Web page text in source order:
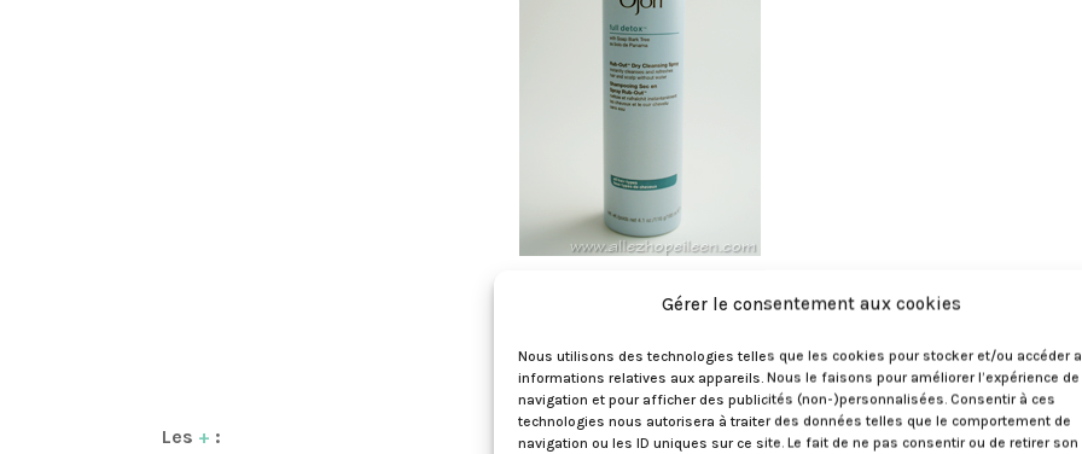
Gérer le consentement aux cookies
Nous utilisons des technologies telles que les cookies pour stocker et/ou accéder
informations relatives aux appareils. Nous le faisons pour améliorer l’expérience de
navigation et pour afficher des publicités (non-)personnalisées. Consentir à ces
technologies nous autorisera à traiter des données telles que le comportement de
navigation ou les ID uniques sur ce site. Le fait de ne pas consentir ou de retirer son
Efficacité 3/5
Packaging 5/5
Odeur 2/5
Prix 0/5
Les + :